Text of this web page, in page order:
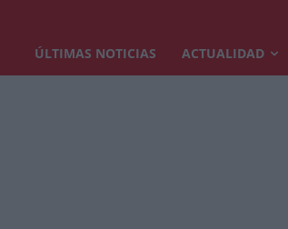
ÚLTIMAS NOTICIAS ACTUALIDAD